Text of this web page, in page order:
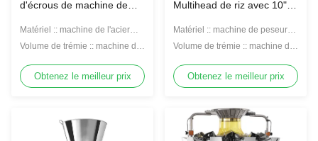
d'écrous de machine de
Multihead de granules du
peseur 0.8/1.6L de
Matériel :: machine de l'acier
inoxydable 304 Multiweight
Volume de trémie :: machine de
Obtenez le meilleur prix
Multihead de riz avec 10"
Matériel :: machine de peseur
de Multihead du riz 304 d'acier
Volume de trémie :: machine de
Obtenez le meilleur prix